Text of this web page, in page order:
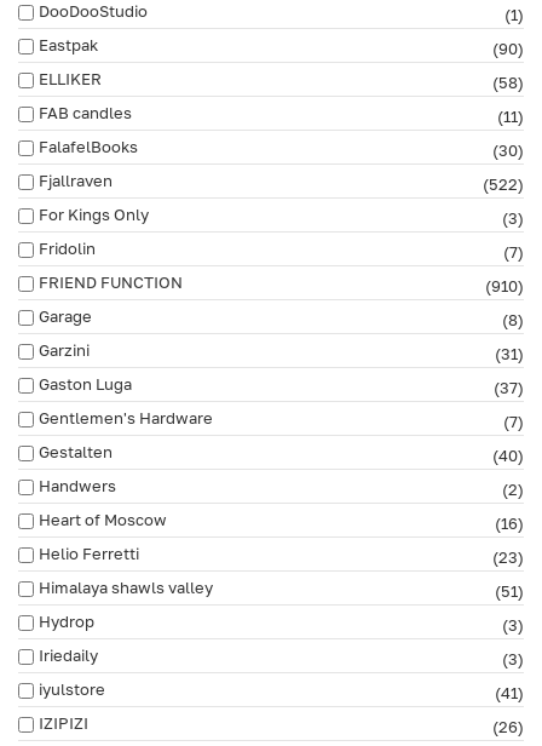
DooDooStudio
(1)
Eastpak
(90)
ELLIKER
(58)
FAB сandles
(11)
FalafelBooks
(30)
Fjallraven
(522)
For Kings Only
(3)
Fridolin
(7)
FRIEND FUNCTION
(910)
Garage
(8)
Garzini
(31)
Gaston Luga
(37)
Gentlemen's Hardware
(7)
Gestalten
(40)
Handwers
(2)
Heart of Moscow
(16)
Helio Ferretti
(23)
Himalaya shawls valley
(51)
Hydrop
(3)
Iriedaily
(3)
iyulstore
(41)
IZIPIZI
(26)